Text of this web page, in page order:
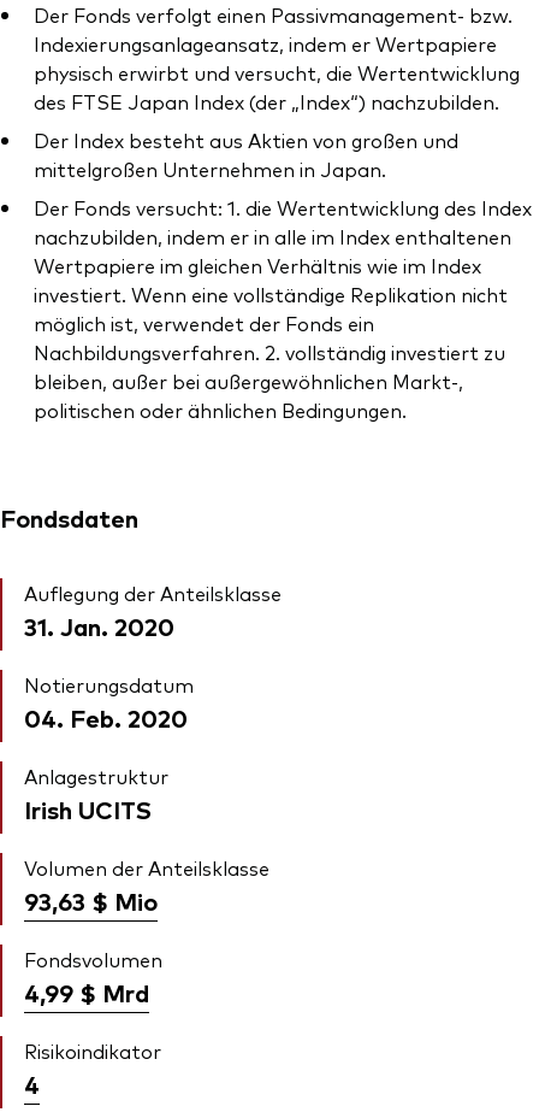
Der Fonds verfolgt einen Passivmanagement- bzw.
Indexierungsanlageansatz, indem er Wertpapiere
physisch erwirbt und versucht, die Wertentwicklung
des FTSE Japan Index (der „Index“) nachzubilden.
Der Index besteht aus Aktien von großen und
mittelgroßen Unternehmen in Japan.
Der Fonds versucht: 1. die Wertentwicklung des Index
nachzubilden, indem er in alle im Index enthaltenen
Wertpapiere im gleichen Verhältnis wie im Index
investiert. Wenn eine vollständige Replikation nicht
möglich ist, verwendet der Fonds ein
Nachbildungsverfahren. 2. vollständig investiert zu
bleiben, außer bei außergewöhnlichen Markt-,
politischen oder ähnlichen Bedingungen.
Fondsdaten
Auflegung der Anteilsklasse
31. Jan. 2020
Notierungsdatum
04. Feb. 2020
Anlagestruktur
Irish UCITS
Volumen der Anteilsklasse
93,63 $ Mio
Fondsvolumen
4,99 $ Mrd
Risikoindikator
4